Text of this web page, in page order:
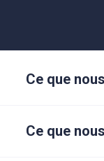
Ce que
Ce que